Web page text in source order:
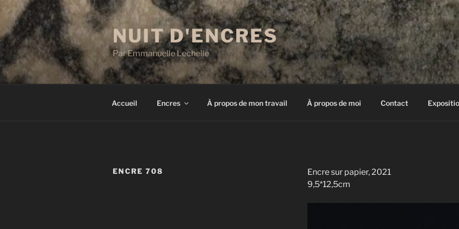
contenu
principal
NUIT D'ENCRES
Par Emmanuelle Lechelle
Accueil Encres À propos de mon travail À propos de moi Contact
ENCRE 708
Encre sur papier, 2021
9,5*12,5cm